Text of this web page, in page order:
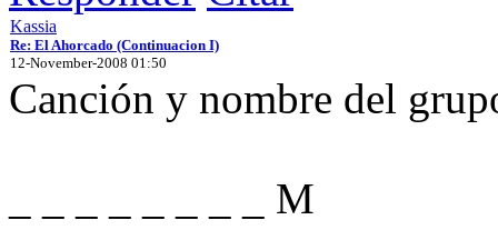
Kassia
Re: El Ahorcado (Continuacion I)
12-November-2008 01:50
Canción y nombre del
_ _ _ _ _ _ _ _ M